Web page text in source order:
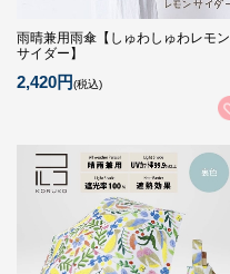
雨晴兼用雨傘【しゅわしゅわレモン
サイダー】
2,420円(税込)